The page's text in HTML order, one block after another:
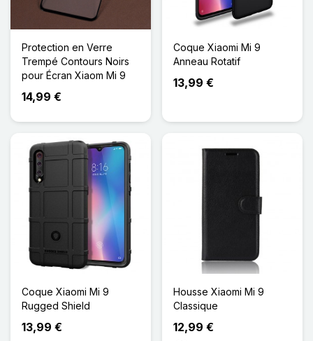
Protection en Verre
Trempé Contours Noirs
pour Écran Xiaom Mi 9
14,99 €
Coque Xiaomi Mi 9
Anneau Rotatif
13,99 €
Coque Xiaomi Mi 9
Rugged Shield
13,99 €
Housse Xiaomi Mi 9
Classique
12,99 €